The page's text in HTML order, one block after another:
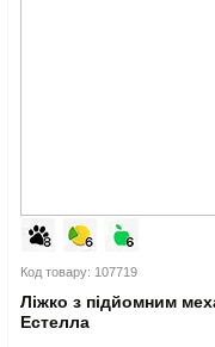
Код товару: 107719
Ліжко з підйомним
Естелла